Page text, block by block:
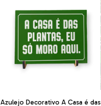
Azulejo Decorativo A Casa é das